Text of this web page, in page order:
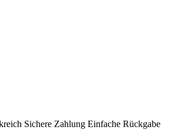
Sichere Zahlung Einfache Rückgabe